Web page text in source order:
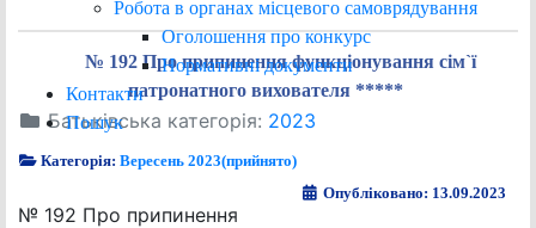
Робота в органах місцевого самоврядування
Оголошення про конкурс
Нормативні документи
Контакти
Пошук
№ 192 Про припинення функціонування сім`ї
патронатного вихователя *****
Батьківська категорія: 2023
Категорія:Вересень 2023(прийнято)
Опубліковано: 13.09.2023
№ 192 Про припинення